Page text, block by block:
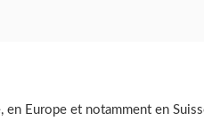
en Europe et notamment en